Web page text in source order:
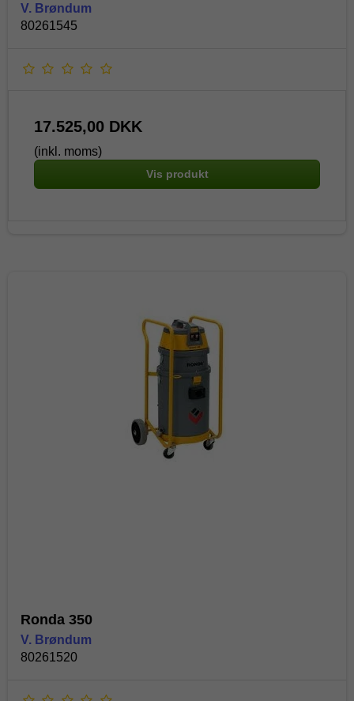
V. Brøndum
80261545
17.525,00 DKK
(inkl. moms)
Vis produkt
Ronda 350
V. Brøndum
80261520